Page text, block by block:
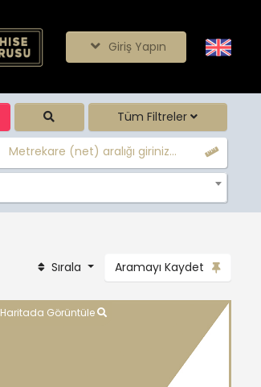
Giriş Yapın
Tüm Filtreler
Metrekare (net) aralığı giriniz...
Sırala Aramayı Kaydet
Haritada Görüntüle